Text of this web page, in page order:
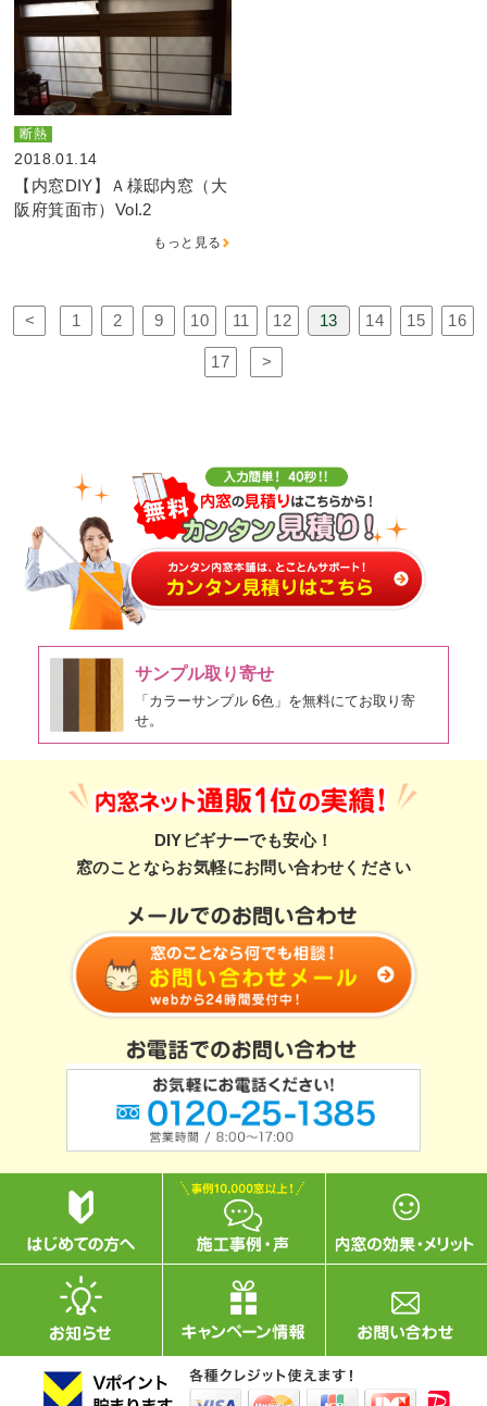
断熱
2018.01.14
【内窓DIY】Ａ様邸内窓（大
阪府箕面市）Vol.2
もっと見る
< 1 2 9 10 11 12 13 14 15 16
17 >
サンプル取り寄せ
「カラーサンプル 6色」を無料にてお取り寄
せ。
DIYビギナーでも安心！
窓のことならお気軽にお問い合わせください